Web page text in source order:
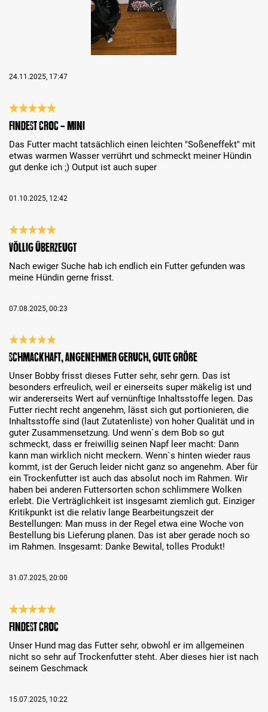
24.11.2025, 17:47
Recenze s hodnocením 5 z 5 hvězd
Findest Croc - Mini
Das Futter macht tatsächlich einen leichten "Soßeneffekt" mit
etwas warmen Wasser verrührt und schmeckt meiner Hündin
gut denke ich ;) Output ist auch super
01.10.2025, 12:42
Recenze s hodnocením 5 z 5 hvězd
Völlig überzeugt
Nach ewiger Suche hab ich endlich ein Futter gefunden was
meine Hündin gerne frisst.
07.08.2025, 00:23
Recenze s hodnocením 5 z 5 hvězd
Schmackhaft, angenehmer Geruch, gute Größe
Unser Bobby frisst dieses Futter sehr, sehr gern. Das ist
besonders erfreulich, weil er einerseits super mäkelig ist und
wir andererseits Wert auf vernünftige Inhaltsstoffe legen. Das
Futter riecht recht angenehm, lässt sich gut portionieren, die
Inhaltsstoffe sind (laut Zutatenliste) von hoher Qualität und in
guter Zusammensetzung. Und wenn`s dem Bob so gut
schmeckt, dass er freiwillig seinen Napf leer macht: Dann
kann man wirklich nicht meckern. Wenn`s hinten wieder raus
kommt, ist der Geruch leider nicht ganz so angenehm. Aber für
ein Trockenfutter ist auch das absolut noch im Rahmen. Wir
haben bei anderen Futtersorten schon schlimmere Wolken
erlebt. Die Verträglichkeit ist insgesamt ziemlich gut. Einziger
Kritikpunkt ist die relativ lange Bearbeitungszeit der
Bestellungen: Man muss in der Regel etwa eine Woche von
Bestellung bis Lieferung planen. Das ist aber gerade noch so
im Rahmen. Insgesamt: Danke Bewital, tolles Produkt!
31.07.2025, 20:00
Recenze s hodnocením 5 z 5 hvězd
Findest Croc
Unser Hund mag das Futter sehr, obwohl er im allgemeinen
nicht so sehr auf Trockenfutter steht. Aber dieses hier ist nach
seinem Geschmack
15.07.2025, 10:22